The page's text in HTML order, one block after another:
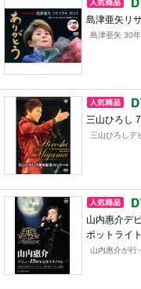
島津亜矢リ
島津亜矢 30
三山ひろし
三山ひろしデ
山内惠介デ
ポットライ
山内惠介が行